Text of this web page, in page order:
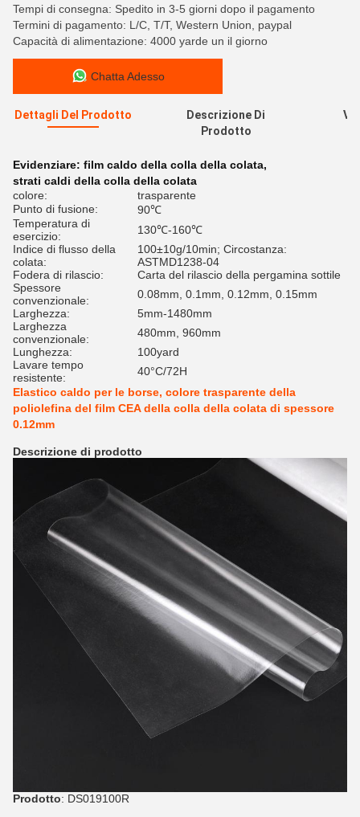
Tempi di consegna: Spedito in 3-5 giorni dopo il pagamento
Termini di pagamento: L/C, T/T, Western Union, paypal
Capacità di alimentazione: 4000 yarde un il giorno
Chatta Adesso
Dettagli Del Prodotto
Descrizione Di
Prodotto
Evidenziare: film caldo della colla della colata,
strati caldi della colla della colata
colore:
trasparente
Punto di fusione:
90℃
Temperatura di
esercizio:
130℃-160℃
Indice di flusso della
colata:
100±10g/10min; Circostanza:
ASTMD1238-04
Fodera di rilascio:
Carta del rilascio della pergamina sottile
Spessore
convenzionale:
0.08mm, 0.1mm, 0.12mm, 0.15mm
Larghezza:
5mm-1480mm
Larghezza
convenzionale:
480mm, 960mm
Lunghezza:
100yard
Lavare tempo
resistente:
40°C/72H
Elastico caldo per le borse, colore trasparente della
poliolefina del film CEA della colla della colata di spessore
0.12mm
Descrizione di prodotto
Prodotto: DS019100R